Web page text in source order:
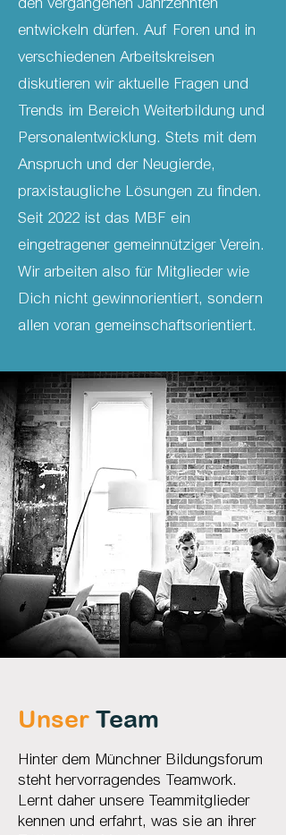
den vergangenen Jahrzehnten
entwickeln dürfen. Auf Foren und in
verschiedenen Arbeitskreisen
diskutieren wir aktuelle Fragen und
Trends im Bereich Weiterbildung und
Personalentwicklung. Stets mit dem
Anspruch und der Neugierde,
praxistaugliche Lösungen zu finden.
Seit 2022 ist das MBF ein
eingetragener gemeinnütziger Verein.
Wir arbeiten also für Mitglieder wie
Dich nicht gewinnorientiert, sondern
allen voran gemeinschaftsorientiert.
Unser Team
Hinter dem Münchner Bildungsforum
steht hervorragendes Teamwork.
Lernt daher unsere Teammitglieder
kennen und erfahrt, was sie an ihrer